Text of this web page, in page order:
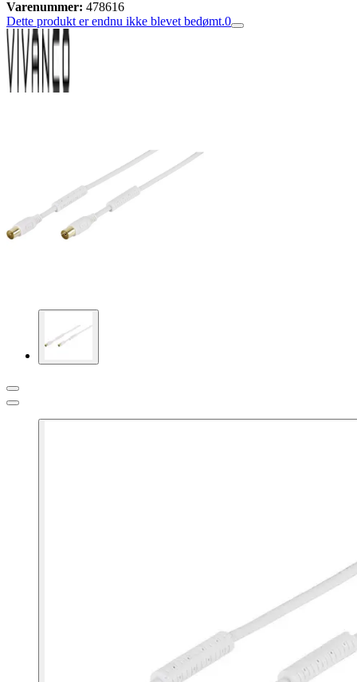
Varenummer: 478616
Dette produkt er endnu ikke blevet bedømt.0